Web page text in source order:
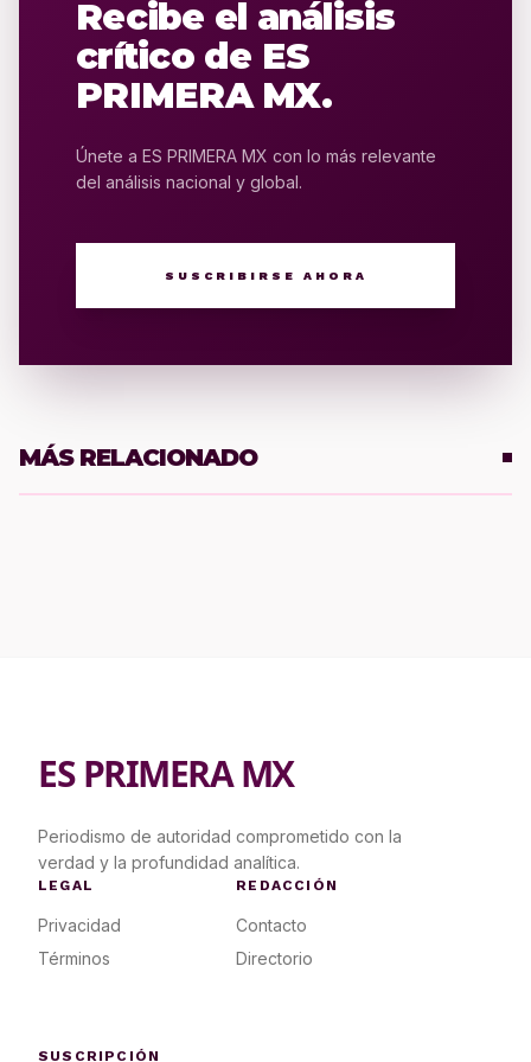
Recibe el análisis
crítico de ES
PRIMERA MX.
Únete a ES PRIMERA MX con lo más relevante
del análisis nacional y global.
SUSCRIBIRSE AHORA
MÁS RELACIONADO
ES PRIMERA MX
Periodismo de autoridad comprometido con la
verdad y la profundidad analítica.
LEGAL
Privacidad
Términos
REDACCIÓN
Contacto
Directorio
SUSCRIPCIÓN